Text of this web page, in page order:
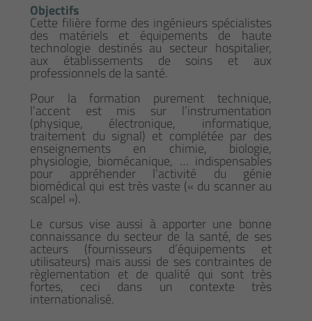
Objectifs
Cette filière forme des ingénieurs spécialistes
des matériels et équipements de haute
technologie destinés au secteur hospitalier,
aux établissements de soins et aux
professionnels de la santé.
Pour la formation purement technique,
l’accent est mis sur l’instrumentation
(physique, électronique, informatique,
traitement du signal) et complétée par des
enseignements en chimie, biologie,
physiologie, biomécanique, … indispensables
pour appréhender l’activité du génie
biomédical qui est très vaste (« du scanner au
scalpel »).
Le cursus vise aussi à apporter une bonne
connaissance du secteur de la santé, de ses
acteurs (fournisseurs d’équipements et
utilisateurs) mais aussi de ses contraintes de
règlementation et de qualité qui sont très
fortes, ceci dans un contexte très
internationalisé.